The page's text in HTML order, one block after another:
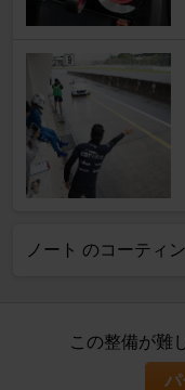
ノート のコーティ
この整備が難
パ